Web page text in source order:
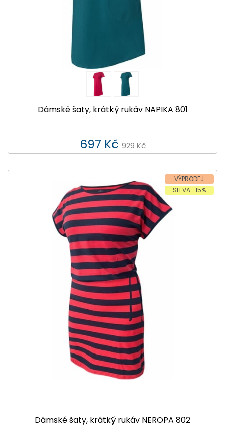
Dámské šaty, krátký rukáv NAPIKA 801
697 Kč 929 Kč
VÝPRODEJ
SLEVA -15%
Dámské šaty, krátký rukáv NEROPA 802